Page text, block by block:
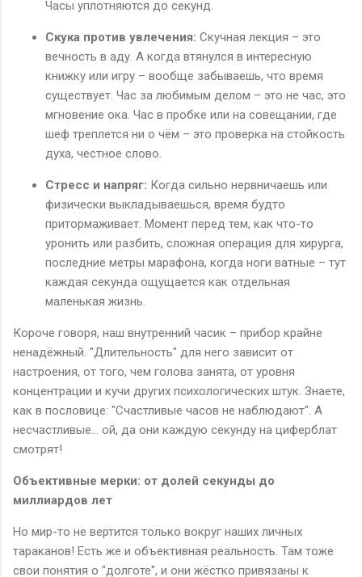
Часы уплотняются до секунд.
Скука против увлечения: Скучная лекция – это
вечность в аду. А когда втянулся в интересную
книжку или игру – вообще забываешь, что время
существует. Час за любимым делом – это не час, это
мгновение ока. Час в пробке или на совещании, где
шеф треплется ни о чём – это проверка на стойкость
духа, честное слово.
Стресс и напряг: Когда сильно нервничаешь или
физически выкладываешься, время будто
притормаживает. Момент перед тем, как что-то
уронить или разбить, сложная операция для хирурга,
последние метры марафона, когда ноги ватные – тут
каждая секунда ощущается как отдельная
маленькая жизнь.
Короче говоря, наш внутренний часик – прибор крайне
ненадёжный. "Длительность" для него зависит от
настроения, от того, чем голова занята, от уровня
концентрации и кучи других психологических штук. Знаете,
как в пословице: "Счастливые часов не наблюдают". А
несчастливые... ой, да они каждую секунду на циферблат
смотрят!
Объективные мерки: от долей секунды до
миллиардов лет
Но мир-то не вертится только вокруг наших личных
тараканов! Есть же и объективная реальность. Там тоже
свои понятия о "долготе", и они жёстко привязаны к